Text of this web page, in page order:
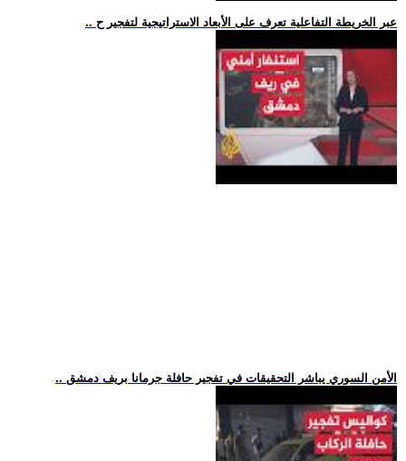
.. عبر الخريطة التفاعلية تعرف على الأبعاد الاستراتيجية لتفجير ح
.. الأمن السوري يباشر التحقيقات في تفجير حافلة جرمانا بريف دمشق